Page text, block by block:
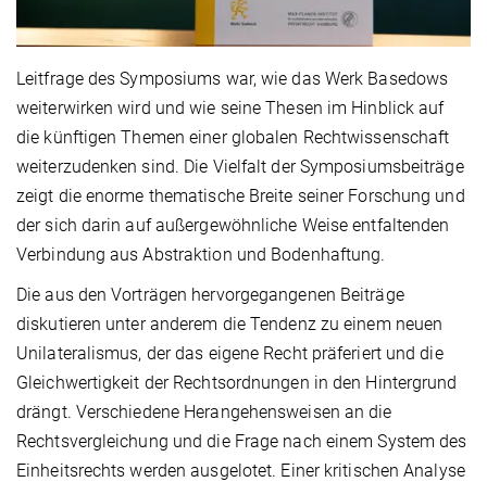
Leitfrage des Symposiums war, wie das Werk Basedows
weiterwirken wird und wie seine Thesen im Hinblick auf
die künftigen Themen einer globalen Rechtwissenschaft
weiterzudenken sind. Die Vielfalt der Symposiumsbeiträge
zeigt die enorme thematische Breite seiner Forschung und
der sich darin auf außergewöhnliche Weise entfaltenden
Verbindung aus Abstraktion und Bodenhaftung.
Die aus den Vorträgen hervorgegangenen Beiträge
diskutieren unter anderem die Tendenz zu einem neuen
Unilateralismus, der das eigene Recht präferiert und die
Gleichwertigkeit der Rechtsordnungen in den Hintergrund
drängt. Verschiedene Herangehensweisen an die
Rechtsvergleichung und die Frage nach einem System des
Einheitsrechts werden ausgelotet. Einer kritischen Analyse